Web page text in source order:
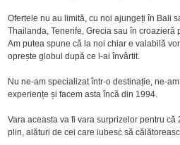
Ofertele nu au limită, cu noi ajungeți în Bali
Thailanda, Tenerife, Grecia sau în croazieră
Am putea spune că la noi chiar e valabilă
oprește globul după ce l-ai învârtit.
Nu ne-am specializat într-o destinație, ne-
experiențe și facem asta încă din 1994.
Vara aceasta va fi vara surprizelor pentru
plin, alături de cei care iubesc să